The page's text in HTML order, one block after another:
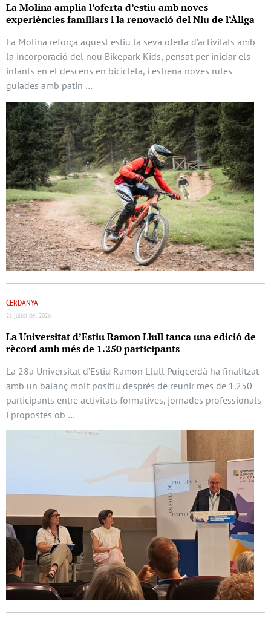
La Molina amplia l’oferta d’estiu amb noves
experiències familiars i la renovació del Niu de l’Àliga
La Molina reforça aquest estiu la seva oferta d’activitats amb
la incorporació del nou Bikepark Kids, pensat per iniciar els
infants en el descens en bicicleta, i estrena noves rutes
guiades amb patin …
CERDANYA
21 juliol del 2026
La Universitat d’Estiu Ramon Llull tanca una edició de
rècord amb més de 1.250 participants
La 28a Universitat d’Estiu Ramon Llull Puigcerdà ha finalitzat
amb un balanç molt positiu després de reunir més de 1.250
participants entre activitats formatives, jornades professionals
i propostes ob …